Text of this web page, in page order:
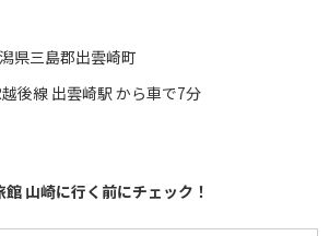
県三島郡出雲崎町
後線 出雲崎駅 から車で7分
館 山崎に行く前にチェック！